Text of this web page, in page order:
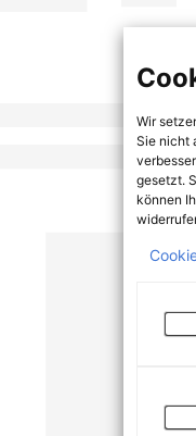
Wir
Sie nicht
gesetzt.
können